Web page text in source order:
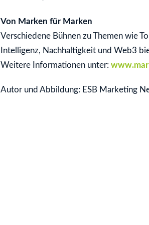
Von Marken für Marken
Verschiedene Bühnen zu Themen wie
Intelligenz, Nachhaltigkeit und Web3
Weitere Informationen unter:
Autor und Abbildung: ESB Marketing